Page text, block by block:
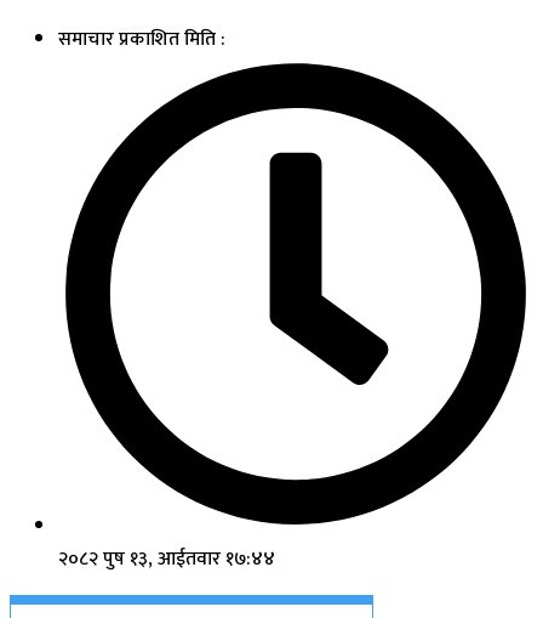
समाचार प्रकाशित मिति :
२०८२ पुष १३, आईतवार १७:४४